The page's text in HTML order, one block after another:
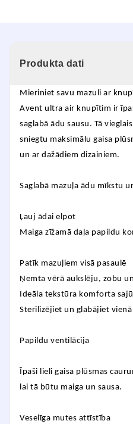
Produkta dati
Mieriniet savu mazuli ar
Avent ultra air knupītim ir
saglabā ādu sausu. Tā
sniegtu maksimālu gaisa
un ar dažādiem dizainiem.
Saglabā mazuļa ādu mīkstu
Ļauj ādai elpot
Maiga zīžamā daļa papildu
Patīk mazuļiem visā pasaulē
Ņemta vērā aukslēju, zobu
Ideāla tekstūra komforta
Sterilizējiet un glabājiet
Papildu ventilācija
Īpaši lieli gaisa plūsmas
lai tā būtu maiga un sausa.
Veselīga mutes attīstība